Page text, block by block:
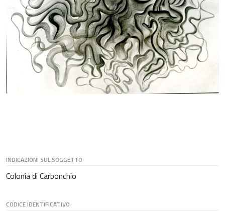
INDICAZIONI SUL SOGGETTO
Colonia di Carbonchio
CODICE IDENTIFICATIVO